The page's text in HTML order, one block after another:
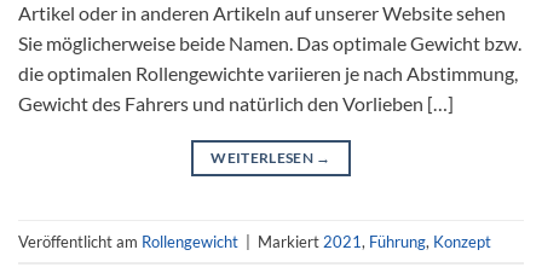
Artikel oder in anderen Artikeln auf unserer Website sehen
Sie möglicherweise beide Namen. Das optimale Gewicht bzw.
die optimalen Rollengewichte variieren je nach Abstimmung,
Gewicht des Fahrers und natürlich den Vorlieben […]
WEITERLESEN →
Veröffentlicht am Rollengewicht Markiert 2021, Führung, Konzept